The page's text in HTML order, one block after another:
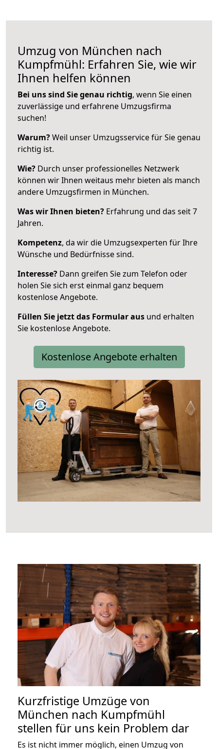
Umzug von München nach
Kumpfmühl: Erfahren Sie, wie wir
Ihnen helfen können
Bei uns sind Sie genau richtig, wenn Sie einen
zuverlässige und erfahrene Umzugsfirma
suchen!
Warum?Weil unser Umzugsservice für Sie genau
richtig ist.
Wie? Durch unser professionelles Netzwerk
können wir Ihnen weitaus mehr bieten als manch
andere Umzugsfirmen in München.
Was wir Ihnen bieten? Erfahrung und das seit 7
Jahren.
Kompetenz, da wir die Umzugsexperten für Ihre
Wünsche und Bedürfnisse sind.
Interesse? Dann greifen Sie zum Telefon oder
holen Sie sich erst einmal ganz bequem
kostenlose Angebote.
Füllen Sie jetzt das Formular aus und erhalten
Sie kostenlose Angebote.
Kostenlose Angebote erhalten
Kurzfristige Umzüge von
München nach Kumpfmühl
stellen für uns kein Problem dar
Es ist nicht immer möglich, einen Umzug von